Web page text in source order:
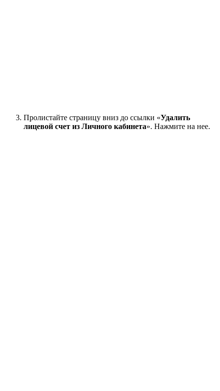
Пролистайте страницу вниз до ссылки «Удалить
лицевой счет из Личного кабинета». Нажмите на нее.